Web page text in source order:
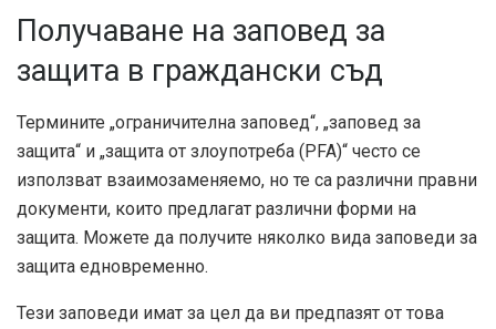
Получаване на заповед за
защита в граждански съд
Термините „ограничителна заповед“, „заповед за
защита“ и „защита от злоупотреба (PFA)“ често се
използват взаимозаменяемо, но те са различни правни
документи, които предлагат различни форми на
защита. Можете да получите няколко вида заповеди за
защита едновременно.
Тези заповеди имат за цел да ви предпазят от това